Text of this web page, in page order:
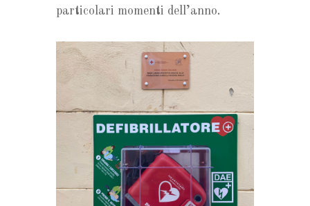
particolari momenti dell’anno.